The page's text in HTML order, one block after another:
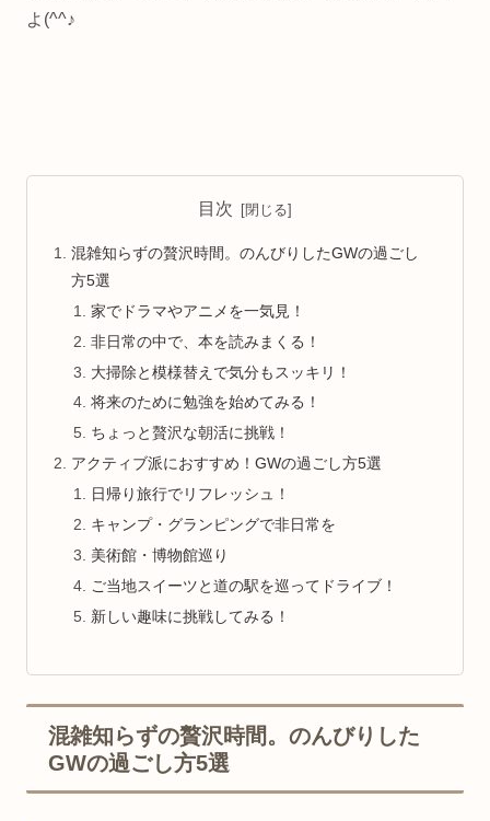
よ(^^♪
目次
混雑知らずの贅沢時間。のんびりしたGWの過ごし
方5選
家でドラマやアニメを一気見！
非日常の中で、本を読みまくる！
大掃除と模様替えで気分もスッキリ！
将来のために勉強を始めてみる！
ちょっと贅沢な朝活に挑戦！
アクティブ派におすすめ！GWの過ごし方5選
日帰り旅行でリフレッシュ！
キャンプ・グランピングで非日常を
美術館・博物館巡り
ご当地スイーツと道の駅を巡ってドライブ！
新しい趣味に挑戦してみる！
混雑知らずの贅沢時間。のんびりした
GWの過ごし方5選